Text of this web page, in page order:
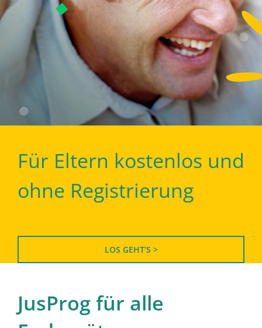
Für Eltern kostenlos und
ohne Registrierung
LOS GEHT’S >
JusProg für alle